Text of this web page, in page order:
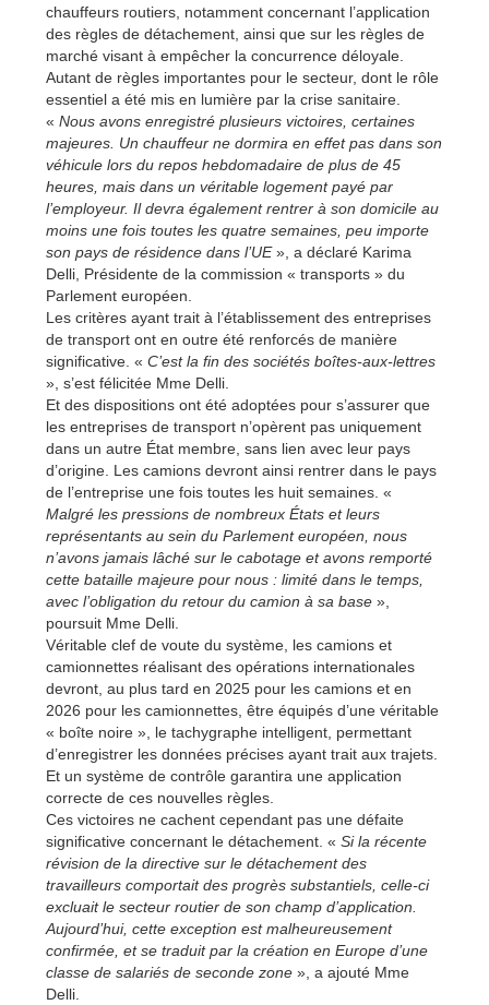
chauffeurs routiers, notamment concernant l’application
des règles de détachement, ainsi que sur les règles de
marché visant à empêcher la concurrence déloyale.
Autant de règles importantes pour le secteur, dont le rôle
essentiel a été mis en lumière par la crise sanitaire.
« Nous avons enregistré plusieurs victoires, certaines
majeures. Un chauffeur ne dormira en effet pas dans son
véhicule lors du repos hebdomadaire de plus de 45
heures, mais dans un véritable logement payé par
l’employeur. Il devra également rentrer à son domicile au
moins une fois toutes les quatre semaines, peu importe
son pays de résidence dans l’UE», a déclaré Karima
Delli, Présidente de la commission « transports » du
Parlement européen.
Les critères ayant trait à l’établissement des entreprises
de transport ont en outre été renforcés de manière
significative. « C’est la fin des sociétés boîtes-aux-lettres
», s’est félicitée Mme Delli.
Et des dispositions ont été adoptées pour s’assurer que
les entreprises de transport n’opèrent pas uniquement
dans un autre État membre, sans lien avec leur pays
d’origine. Les camions devront ainsi rentrer dans le pays
de l’entreprise une fois toutes les huit semaines. «
Malgré les pressions de nombreux États et leurs
représentants au sein du Parlement européen, nous
n’avons jamais lâché sur le cabotage et avons remporté
cette bataille majeure pour nous : limité dans le temps,
avec l’obligation du retour du camion à sa base »,
poursuit Mme Delli.
Véritable clef de voute du système, les camions et
camionnettes réalisant des opérations internationales
devront, au plus tard en 2025 pour les camions et en
2026 pour les camionnettes, être équipés d’une véritable
« boîte noire », le tachygraphe intelligent, permettant
d’enregistrer les données précises ayant trait aux trajets.
Et un système de contrôle garantira une application
correcte de ces nouvelles règles.
Ces victoires ne cachent cependant pas une défaite
significative concernant le détachement. « Si la récente
révision de la directive sur le détachement des
travailleurs comportait des progrès substantiels, celle-ci
excluait le secteur routier de son champ d’application.
Aujourd’hui, cette exception est malheureusement
confirmée, et se traduit par la création en Europe d’une
classe de salariés de seconde zone », a ajouté Mme
Delli.